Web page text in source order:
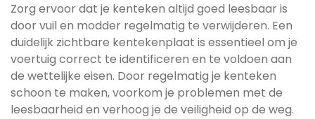
Zorg ervoor dat je kenteken altijd goed leesbaar is
door vuil en modder regelmatig te verwijderen. Een
duidelijk zichtbare kentekenplaat is essentieel om je
voertuig correct te identificeren en te voldoen aan
de wettelijke eisen. Door regelmatig je kenteken
schoon te maken, voorkom je problemen met de
leesbaarheid en verhoog je de veiligheid op de weg.